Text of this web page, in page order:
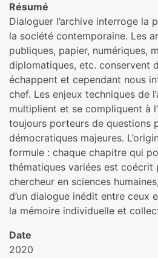
Résumé
Dialoguer l’archive interroge la
la société contemporaine. Les
publiques, papier, numériques,
diplomatiques, etc. conservent
échappent et cependant nous
chef. Les enjeux techniques de
multiplient et se compliquent à
toujours porteurs de questions
démocratiques majeures.
formule : chaque chapitre qui
thématiques variées est coécrit
chercheur en sciences
d’un dialogue inédit entre ceux
la mémoire individuelle et
Date
2020